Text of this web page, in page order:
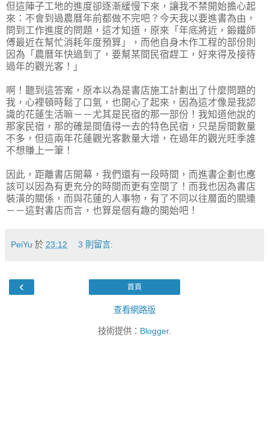
但這陣子工地的進度卻逐漸緩慢下來，讓我不禁開始擔心起
來：不會到過農曆年前都做不完吧？今天我以要進書為由，
問到工作進度的問題，這才知道，原來「年底將近，鍛鐵師
傅最近在幫忙消耗年度預算」，而他自身木作工程的部份則
因為「農曆年快過到了，要幫某間民宿趕工，好來得及接待
過年的觀光客！」
啊！聽到這答案，原本以為是書店施工計劃出了什麼問題的
我，心裡頓時鬆了口氣，也開心了起來，因為這才像是我認
識的花蓮生活嘛－－尤其是民宿的那一部份！我知道他說的
那家民宿，那的確是間值得一去的特色民宿，只是房間數量
不多，但這兩年花蓮觀光客數量大增，在過年的觀光旺季誰
不想賺上一筆！
因此，距離書店開幕，我們還有一段時間，而進書企劃也應
該可以因為有更充分的時間而更有空間了！而我也因為書店
裝潢的關係，而與花蓮的人事物，有了不同以往層面的關連
－－這對書店而言，也算是個有趣的開始吧！
PeiYu 於 23:12 3 則留言:
‹ 首頁
查看網路版
技術提供： Blogger.